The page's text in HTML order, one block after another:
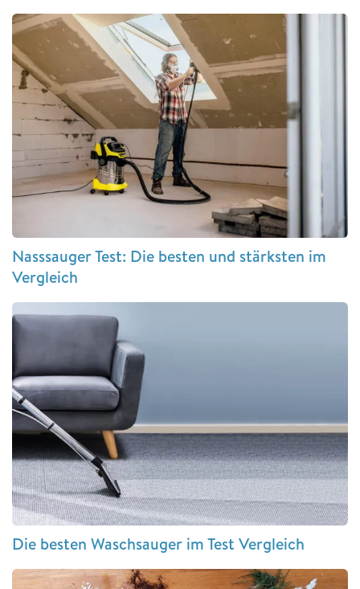
Nasssauger Test: Die besten und stärksten im
Vergleich
Die besten Waschsauger im Test Vergleich